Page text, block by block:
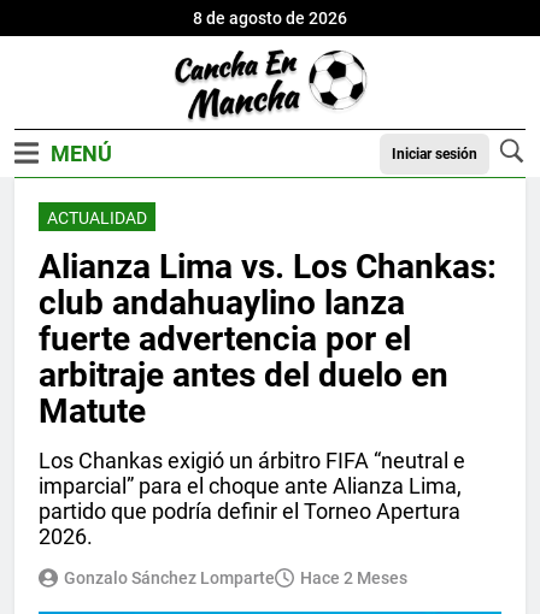
8 de agosto de 2026
Iniciar sesión
ACTUALIDAD
Alianza Lima vs. Los Chankas:
club andahuaylino lanza
fuerte advertencia por el
arbitraje antes del duelo en
Matute
Los Chankas exigió un árbitro FIFA “neutral e
imparcial” para el choque ante Alianza Lima,
partido que podría definir el Torneo Apertura
2026.
Gonzalo Sánchez Lomparte Hace 2 Meses